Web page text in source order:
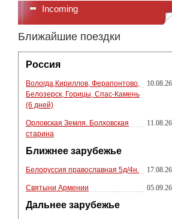
Incoming
Ближайшие поездки
Россия
Вологда,Кириллов, Ферапонтово,
Белозерск, Горицы, Спас-Камень
(6 дней)
10.08.26
Орловская Земля. Болховская
старина
11.08.26
Ближнее зарубежье
Белоруссия православная 5д/4н. 17.08.26
Святыни Армении 05.09.26
Дальнее зарубежье